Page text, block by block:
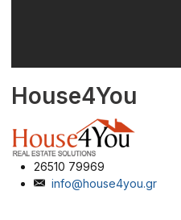
House4You
26510 79969
info@house4you.gr